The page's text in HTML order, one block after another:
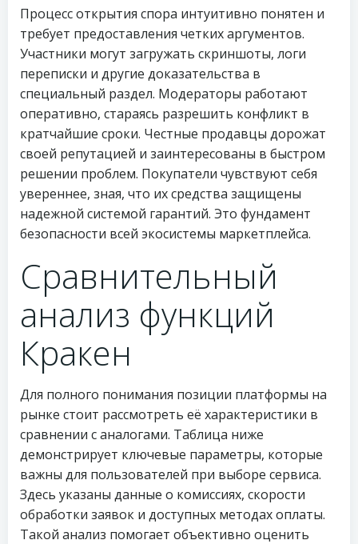
Процесс открытия спора интуитивно понятен и
требует предоставления четких аргументов.
Участники могут загружать скриншоты, логи
переписки и другие доказательства в
специальный раздел. Модераторы работают
оперативно, стараясь разрешить конфликт в
кратчайшие сроки. Честные продавцы дорожат
своей репутацией и заинтересованы в быстром
решении проблем. Покупатели чувствуют себя
увереннее, зная, что их средства защищены
надежной системой гарантий. Это фундамент
безопасности всей экосистемы маркетплейса.
Сравнительный
анализ функций
Кракен
Для полного понимания позиции платформы на
рынке стоит рассмотреть её характеристики в
сравнении с аналогами. Таблица ниже
демонстрирует ключевые параметры, которые
важны для пользователей при выборе сервиса.
Здесь указаны данные о комиссиях, скорости
обработки заявок и доступных методах оплаты.
Такой анализ помогает объективно оценить